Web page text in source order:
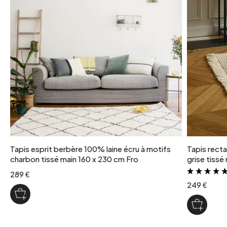
poids colis
6 kg
coloris
Sable foncé et sable blanc
Tapis esprit berbère 100% laine écru à motifs
charbon tissé main 160 x 230 cm Fro
289 €
Tapis
grise tissé
249 €